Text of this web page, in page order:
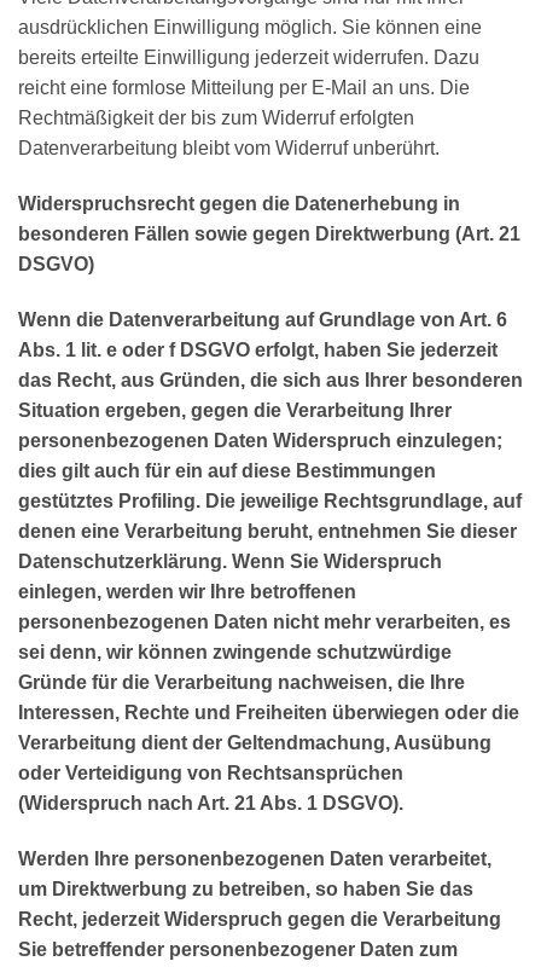
ausdrücklichen Einwilligung möglich. Sie können eine
bereits erteilte Einwilligung jederzeit widerrufen. Dazu
reicht eine formlose Mitteilung per E-Mail an uns. Die
Rechtmäßigkeit der bis zum Widerruf erfolgten
Datenverarbeitung bleibt vom Widerruf unberührt.
Widerspruchsrecht gegen die Datenerhebung in
besonderen Fällen sowie gegen Direktwerbung (Art. 21
DSGVO)
Wenn die Datenverarbeitung auf Grundlage von Art. 6
Abs. 1 lit. e oder f DSGVO erfolgt, haben Sie jederzeit
das Recht, aus Gründen, die sich aus Ihrer besonderen
Situation ergeben, gegen die Verarbeitung Ihrer
personenbezogenen Daten Widerspruch einzulegen;
dies gilt auch für ein auf diese Bestimmungen
gestütztes Profiling. Die jeweilige Rechtsgrundlage, auf
denen eine Verarbeitung beruht, entnehmen Sie dieser
Datenschutzerklärung. Wenn Sie Widerspruch
einlegen, werden wir Ihre betroffenen
personenbezogenen Daten nicht mehr verarbeiten, es
sei denn, wir können zwingende schutzwürdige
Gründe für die Verarbeitung nachweisen, die Ihre
Interessen, Rechte und Freiheiten überwiegen oder die
Verarbeitung dient der Geltendmachung, Ausübung
oder Verteidigung von Rechtsansprüchen
(Widerspruch nach Art. 21 Abs. 1 DSGVO).
Werden Ihre personenbezogenen Daten verarbeitet,
um Direktwerbung zu betreiben, so haben Sie das
Recht, jederzeit Widerspruch gegen die Verarbeitung
Sie betreffender personenbezogener Daten zum